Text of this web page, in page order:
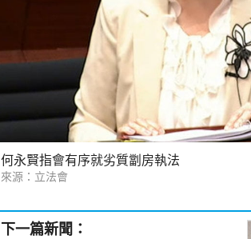
何永賢指會有序就劣質劏房執法
來源：立法會
下一篇新聞：